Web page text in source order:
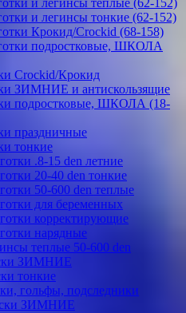
и легинсы теплые (62-152)
и легинсы тонкие (62-152)
Крокид/Crockid (68-158)
подростковые, ШКОЛА
Crockid/Крокид
ЗИМНИЕ и антискользящие
подростковые, ШКОЛА (18-
праздничные
тонкие
.8-15 den летние
20-40 den тонкие
50-600 den теплые
для беременных
корректирующие
нарядные
теплые 50-600 den
ЗИМНИЕ
тонкие
гольфы, подследники
ЗИМНИЕ